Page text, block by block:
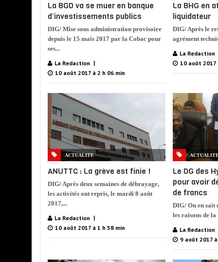
La BGD va se muer en banque
d’investissements publics
DIG/ Mise sous administration provisoire
depuis le 15 mais 2017 par la Cobac pour
ses...
La Redaction
10 août 2017 à 2 h 06 min
La BHG en
liquidateur
DIG/ Après le
agrément
La Redaction
10 août 2017
ACTUALITE
ANUTTC : La grève est finie !
DIG/ Après deux semaines de débrayage,
les activités ont repris, le mardi 8 août
2017,...
La Redaction
10 août 2017 à 1 h 58 min
Le DG des
pour avoir
de francs
DIG/ On en sait
les raisons de
La Redaction
9 août 2017